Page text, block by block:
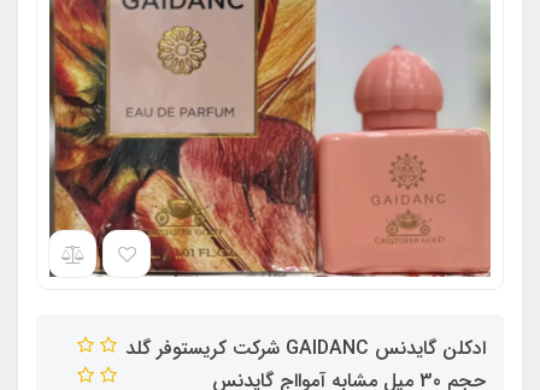
ادکلن گایدنس GAIDANC شرکت کریستوفر گلد
حجم 30 میل مشابه آموااج گایدنس